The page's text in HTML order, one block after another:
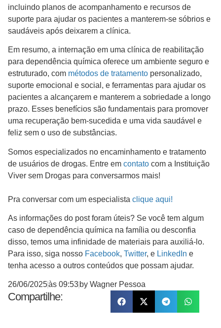
incluindo planos de acompanhamento e recursos de
suporte para ajudar os pacientes a manterem-se sóbrios e
saudáveis após deixarem a clínica.
Em resumo, a internação em uma clínica de reabilitação
para dependência química oferece um ambiente seguro e
estruturado, com métodos de tratamento personalizado,
suporte emocional e social, e ferramentas para ajudar os
pacientes a alcançarem e manterem a sobriedade a longo
prazo. Esses benefícios são fundamentais para promover
uma recuperação bem-sucedida e uma vida saudável e
feliz sem o uso de substâncias.
Somos especializados no encaminhamento e tratamento
de usuários de drogas. Entre em contato com a Instituição
Viver sem Drogas para conversarmos mais!
Pra conversar com um especialista clique aqui!
As informações do post foram úteis? Se você tem algum
caso de dependência química na família ou desconfia
disso, temos uma infinidade de materiais para auxiliá-lo.
Para isso, siga nosso Facebook, Twitter, e LinkedIn e
tenha acesso a outros conteúdos que possam ajudar.
26/06/2025às 09:53 by Wagner Pessoa
Compartilhe: